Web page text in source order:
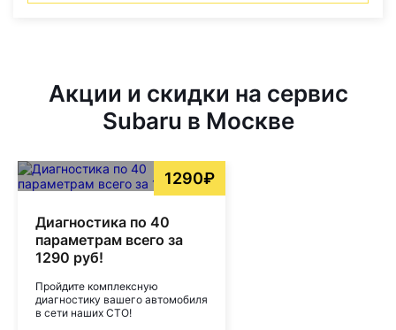
Акции и скидки на сервис
Subaru в Москве
1290₽
Диагностика по 40
параметрам всего за
1290 руб!
Пройдите комплексную
диагностику вашего автомобиля
в сети наших СТО!